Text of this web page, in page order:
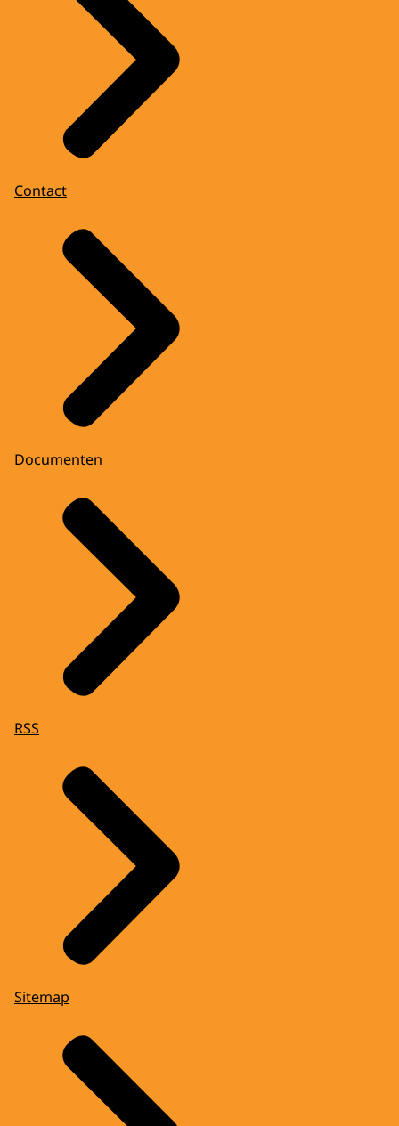
Contact
Documenten
RSS
Sitemap